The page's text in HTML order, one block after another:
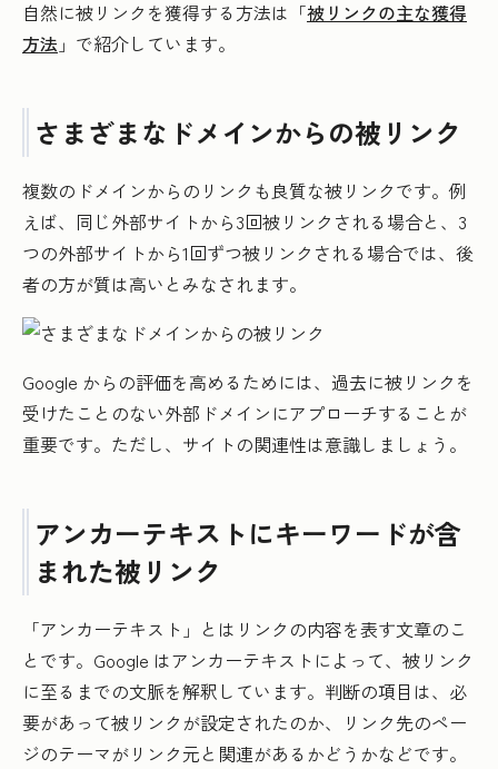
自然に被リンクを獲得する方法は「被リンクの主な獲得
方法 」で紹介しています。
さまざまなドメインからの被リンク
複数のドメインからのリンクも良質な被リンクです。例
えば、同じ外部サイトから3回被リンクされる場合と、3
つの外部サイトから1回ずつ被リンクされる場合では、後
者の方が質は高いとみなされます。
Google からの評価を高めるためには、過去に被リンクを
受けたことのない外部ドメインにアプローチすることが
重要です。ただし、サイトの関連性は意識しましょう。
アンカーテキストにキーワードが含
まれた被リンク
「アンカーテキスト」とはリンクの内容を表す文章のこ
とです。Google はアンカーテキストによって、被リンク
に至るまでの文脈を解釈しています。判断の項目は、必
要があって被リンクが設定されたのか、リンク先のペー
ジのテーマがリンク元と関連があるかどうかなどです。